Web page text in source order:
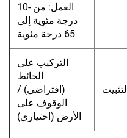
العمل: من -10
درجة مئوية إلى
65 درجة مئوية
التركيب على
الحائط
(افتراضي) /
الوقوف على
الأرض (اختياري)